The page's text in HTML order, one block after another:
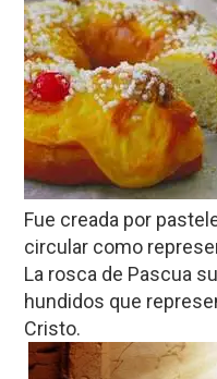
Fue creada por
circular como
La rosca de Pascua
hundidos que
Cristo.